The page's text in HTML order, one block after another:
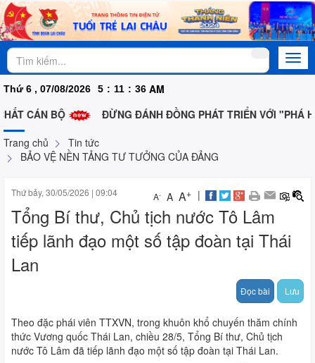
Thứ 6 , 07/08/2026 5 : 11 : 36 AM
CÁN BỘ
ĐỪNG ĐÁNH ĐỒNG PHÁT TRIỂN VỚI "PHÁ
Trang chủ
Tin tức
BẢO VỆ NỀN TẢNG TƯ TƯỞNG CỦA ĐẢNG
Thứ bảy, 30/05/2026 | 09:04 A- A A+ |
Tổng Bí thư, Chủ tịch nước Tô Lâm
tiếp lãnh đạo một số tập đoàn tại Thái
Lan
Đọc bài Lưu
Theo đặc phái viên TTXVN, trong khuôn khổ chuyến thăm chính
thức Vương quốc Thái Lan, chiều 28/5, Tổng Bí thư, Chủ tịch
nước Tô Lâm đã tiếp lãnh đạo một số tập đoàn tại Thái Lan.